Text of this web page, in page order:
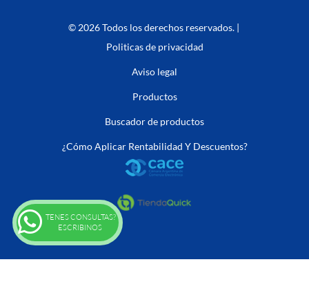
© 2026 Todos los derechos reservados. |
Politicas de privacidad
Aviso legal
Productos
Buscador de productos
¿Cómo Aplicar Rentabilidad Y Descuentos?
TENES CONSULTAS?
ESCRIBINOS